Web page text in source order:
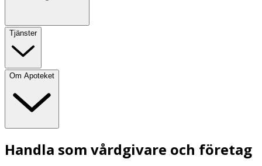
Tjänster
Om Apoteket
Handla som vårdgivare och företag